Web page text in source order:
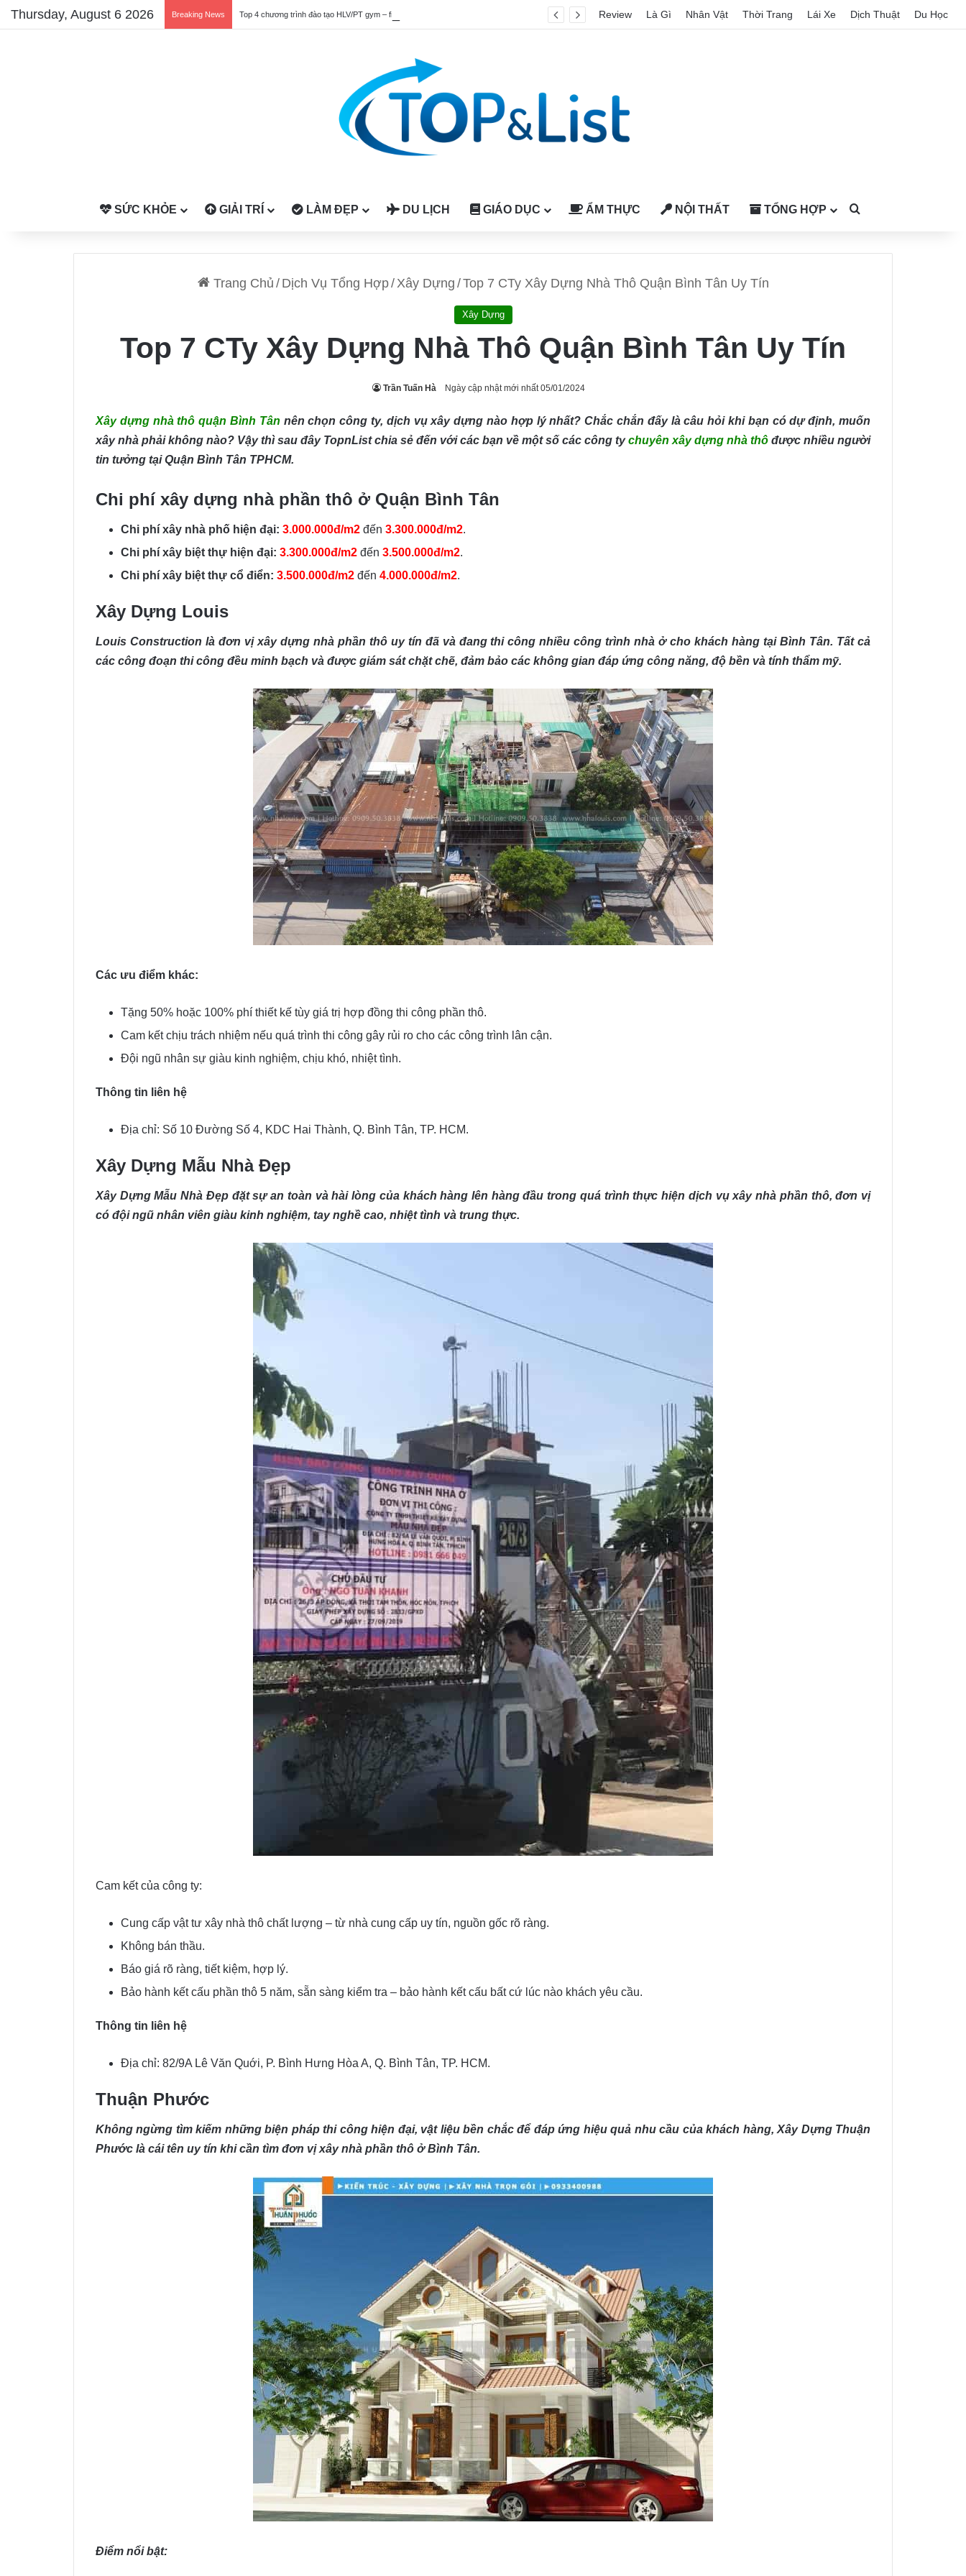
Thursday, August 6 2026 Breaking News Review Là Gì Nhân Vật Thời Trang Lái Xe Dịch Thuật Du Học
SỨC KHỎE GIẢI TRÍ LÀM ĐẸP DU LỊCH GIÁO DỤC ẨM THỰC NỘI THẤT TỔNG HỢP
Trang Chủ / Dịch Vụ Tổng Hợp/ Xây Dựng /Top 7 CTy Xây Dựng Nhà Thô Quận Bình Tân Uy Tín
Xây Dựng
Top 7 CTy Xây Dựng Nhà Thô Quận Bình Tân Uy Tín
Trần Tuấn Hà Ngày cập nhật mới nhất 05/01/2024
Xây dựng nhà thô quận Bình Tân nên chọn công ty, dịch vụ xây dựng nào hợp lý nhất? Chắc chắn đấy là câu hỏi khi bạn có dự định, muốn
xây nhà phải không nào? Vậy thì sau đây TopnList chia sẻ đến với các bạn về một số các công tychuyên xây dựng nhà thô được nhiều người
tin tưởng tại Quận Bình Tân TPHCM.
Chi phí xây dựng nhà phần thô ở Quận Bình Tân
Chi phí xây nhà phố hiện đại: 3.000.000đ/m2 đến 3.300.000đ/m2.
Chi phí xây biệt thự hiện đại: 3.300.000đ/m2 đến 3.500.000đ/m2.
Chi phí xây biệt thự cổ điển: 3.500.000đ/m2 đến 4.000.000đ/m2.
Xây Dựng Louis
Louis Construction là đơn vị xây dựng nhà phần thô uy tín đã và đang thi công nhiều công trình nhà ở cho khách hàng tại Bình Tân. Tất cả
các công đoạn thi công đều minh bạch và được giám sát chặt chẽ, đảm bảo các không gian đáp ứng công năng, độ bền và tính thẩm mỹ.
Các ưu điểm khác:
Tặng 50% hoặc 100% phí thiết kế tùy giá trị hợp đồng thi công phần thô.
Cam kết chịu trách nhiệm nếu quá trình thi công gây rủi ro cho các công trình lân cận.
Đội ngũ nhân sự giàu kinh nghiệm, chịu khó, nhiệt tình.
Thông tin liên hệ
Địa chỉ: Số 10 Đường Số 4, KDC Hai Thành, Q. Bình Tân, TP. HCM.
Xây Dựng Mẫu Nhà Đẹp
Xây Dựng Mẫu Nhà Đẹp đặt sự an toàn và hài lòng của khách hàng lên hàng đầu trong quá trình thực hiện dịch vụ xây nhà phần thô, đơn vị
có đội ngũ nhân viên giàu kinh nghiệm, tay nghề cao, nhiệt tình và trung thực.
Cam kết của công ty:
Cung cấp vật tư xây nhà thô chất lượng – từ nhà cung cấp uy tín, nguồn gốc rõ ràng.
Không bán thầu.
Báo giá rõ ràng, tiết kiệm, hợp lý.
Bảo hành kết cấu phần thô 5 năm, sẵn sàng kiểm tra – bảo hành kết cấu bất cứ lúc nào khách yêu cầu.
Thông tin liên hệ
Địa chỉ: 82/9A Lê Văn Quới, P. Bình Hưng Hòa A, Q. Bình Tân, TP. HCM.
Thuận Phước
Không ngừng tìm kiếm những biện pháp thi công hiện đại, vật liệu bền chắc để đáp ứng hiệu quả nhu cầu của khách hàng, Xây Dựng Thuận
Phước là cái tên uy tín khi cần tìm đơn vị xây nhà phần thô ở Bình Tân.
Điểm nổi bật: